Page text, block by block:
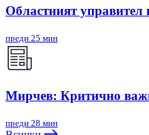
Областният управител
преди 25 мин
Мирчев: Критично
преди 28 мин